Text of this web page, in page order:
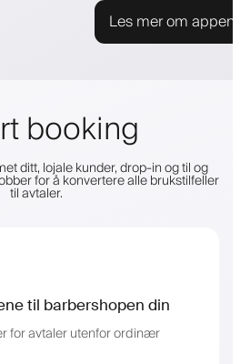
Les mer om appen
booking
ditt, lojale kunder, drop-in og til og
for å konvertere alle brukstilfeller
til avtaler.
til barbershopen din
for avtaler utenfor ordinær